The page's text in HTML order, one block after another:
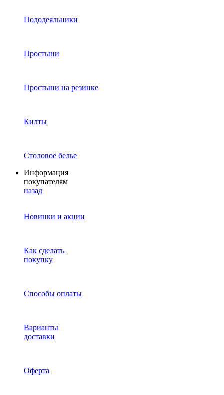
Пододеяльники
Простыни
Простыни на резинке
Килты
Столовое белье
Информация
покупателям
назад
Новинки и акции
Как сделать
покупку
Способы оплаты
Варианты
доставки
Оферта